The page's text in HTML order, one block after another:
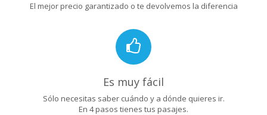
El mejor precio garantizado o te devolvemos la diferencia
Es muy fácil
Sólo necesitas saber cuándo y a dónde quieres ir.
En 4 pasos tienes tus pasajes.